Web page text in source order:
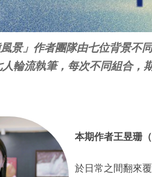
風景」作者團隊由七位背景
輪流執筆，每次不同組合，
本期作者王昱珊
於日常之間翻來